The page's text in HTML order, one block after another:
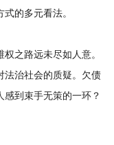
的多元看法。
之路远未尽如人意。
法治社会的质疑。欠债
到束手无策的一环？